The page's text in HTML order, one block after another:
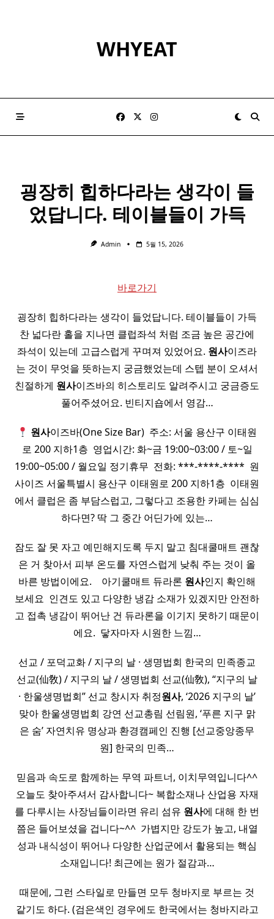
WHYEAT
굉장히 힙하다라는 생각이 들
었답니다. 테이블들이 가득
Admin 5월 15, 2026
바로가기
굉장히 힙하다라는 생각이 들었답니다. 테이블들이 가득
찬 넓다란 홀을 지나면 클럽좌석 처럼 조금 높은 공간에
좌석이 있는데 고급스럽게 꾸며져 있었어요. 원사이즈라
는 것이 무엇을 뜻하는지 궁금했었는데 스텝 분이 오셔서
친절하게 원사이즈바의 히스토리도 알려주시고 궁금증도
풀어주셨어요. 빈티지숍에서 영감…
원사이즈바(One Size Bar) ​ 주소: 서울 용산구 이태원
로 200 지하1층 ​ 영업시간: 화~금 19:00~03:00 / 토~일
19:00~05:00 / 월요일 정기휴무 ​ 전화: ***-****-**** ​ 원
사이즈 서울특별시 용산구 이태원로 200 지하1층 ​ 이태원
에서 클럽은 좀 부담스럽고, 그렇다고 조용한 카페는 심심
하다면? 딱 그 중간 어딘가에 있는…
잠도 잘 못 자고 예민해지도록 두지 말고 침대쿨매트 괜찮
은 거 찾아서 피부 온도를 자연스럽게 낮춰 주는 것이 올
바른 방법이에요. ​ ​ ​ 아기쿨매트 듀라론 원사인지 확인해
보세요 ​ 인견도 있고 다양한 냉감 소재가 있겠지만 안전하
고 접촉 냉감이 뛰어난 건 듀라론을 이기지 못하기 때문이
에요. ​ 닿자마자 시원한 느낌…
선교 / 포덕교화 / 지구의 날 · 생명법회 한국의 민족종교
선교(仙敎) / 지구의 날 / 생명법회 선교(仙敎), “지구의 날
· 한울생명법회” 선교 창시자 취정원사, ‘2026 지구의 날’
맞아 한울생명법회 강연 선교총림 선림원, ‘푸른 지구 맑
은 숨’ 자연치유 명상과 환경캠페인 진행 [선교중앙종무
원] 한국의 민족…
믿음과 속도로 함께하는 무역 파트너, 이치무역입니다^^
오늘도 찾아주셔서 감사합니다~ 복합소재나 산업용 자재
를 다루시는 사장님들이라면 유리 섬유 원사에 대해 한 번
쯤은 들어보셨을 겁니다~^^ ​ 가볍지만 강도가 높고, 내열
성과 내식성이 뛰어나 다양한 산업군에서 활용되는 핵심
소재입니다! 최근에는 원가 절감과…
때문에, 그런 스타일로 만들면 모두 청바지로 부르는 것
같기도 하다. (검은색인 경우에도 한국에서는 청바지라고